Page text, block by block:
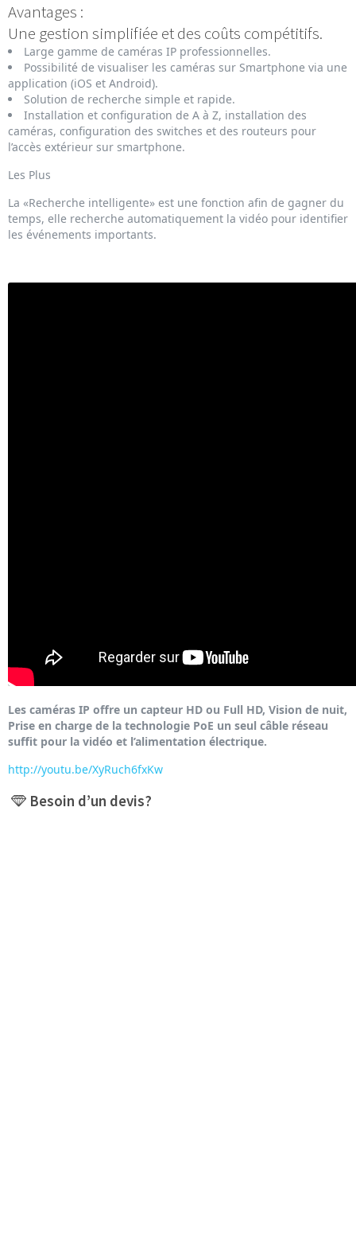
Avantages :
Une gestion simplifiée et des coûts compétitifs.
Large gamme de caméras IP professionnelles.
Possibilité de visualiser les caméras sur Smartphone via une
application (iOS et Android).
Solution de recherche simple et rapide.
Installation et configuration de A à Z, installation des
caméras, configuration des switches et des routeurs pour
l’accès extérieur sur smartphone.
Les Plus
La «Recherche intelligente» est une fonction afin de gagner du
temps, elle recherche automatiquement la vidéo pour identifier
les événements importants.
Les caméras IP offre un capteur HD ou Full HD, Vision de nuit,
Prise en charge de la technologie PoE un seul câble réseau
suffit pour la vidéo et l’alimentation électrique.
http://youtu.be/XyRuch6fxKw
Besoin d’un devis?